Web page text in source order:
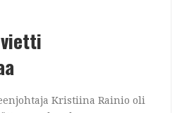
vietti
Kristiina Rainio oli